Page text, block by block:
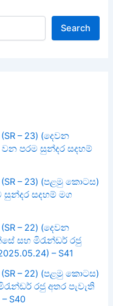
Search
– 23) (දෙවන
පරම සුන්දර සදහම්
– 23) (පළමු කොටස)
සුන්දර සදහම් මග
– 22) (දෙවන
සහ මිරැන්ඩර් රජු
– S41
– 22) (පළමු කොටස)
රජු අතර පැවැති
S40